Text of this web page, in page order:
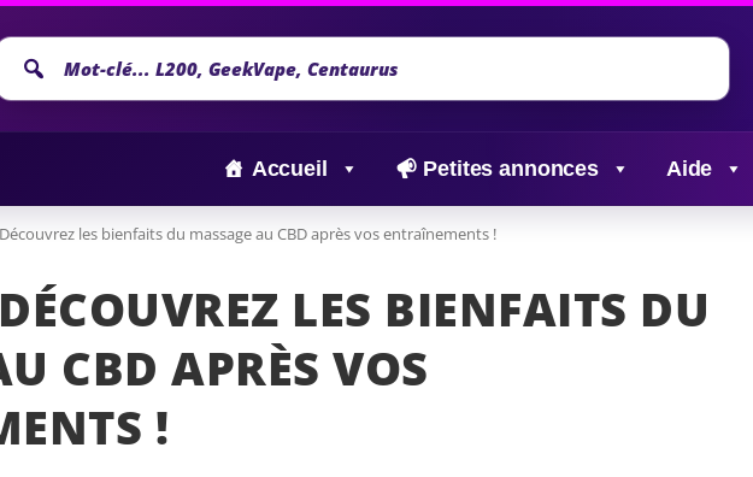
annonce
Accueil Petites annonces Aide
les bienfaits du massage au CBD après vos entraînements !
LES BIENFAITS DU
CBD APRÈS VOS
!